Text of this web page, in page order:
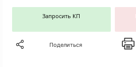
Запросить КП
Поделиться